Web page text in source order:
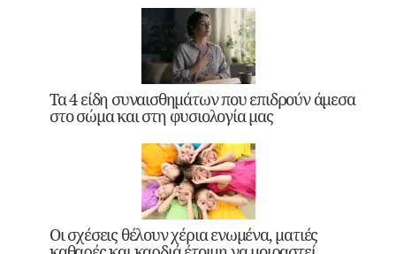
Τα 4 είδη συναισθημάτων που επιδρούν άμεσα
στο σώμα και στη φυσιολογία μας
Οι σχέσεις θέλουν χέρια ενωμένα, ματιές